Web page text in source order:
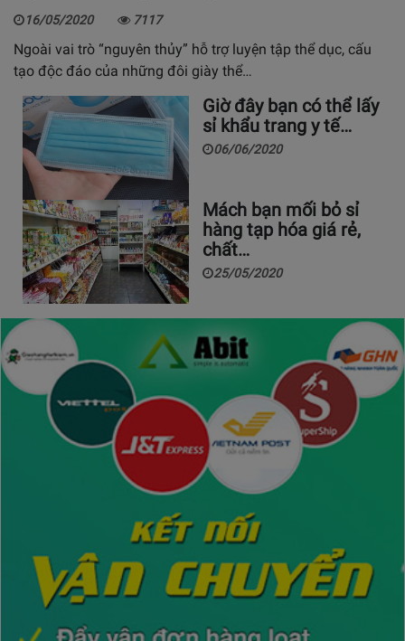
16/05/2020 7117
Ngoài vai trò “nguyên thủy” hỗ trợ luyện tập thể dục, cấu
tạo độc đáo của những đôi giày thể…
Giờ đây bạn có thể lấy
sỉ khẩu trang y tế…
06/06/2020
Mách bạn mối bỏ sỉ
hàng tạp hóa giá rẻ,
chất…
25/05/2020